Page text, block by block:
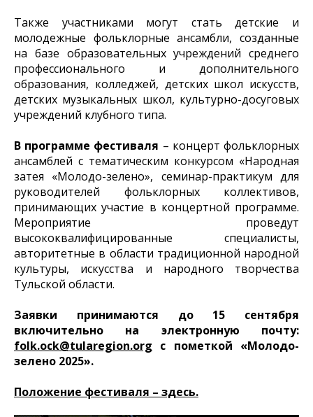
Также участниками могут стать детские и
молодежные фольклорные ансамбли, созданные
на базе образовательных учреждений среднего
профессионального и дополнительного
образования, колледжей, детских школ искусств,
детских музыкальных школ, культурно-досуговых
учреждений клубного типа.
В программе фестиваля – концерт фольклорных
ансамблей с тематическим конкурсом «Народная
затея «Молодо-зелено», семинар-практикум для
руководителей фольклорных коллективов,
принимающих участие в концертной программе.
Мероприятие проведут
высококвалифицированные специалисты,
авторитетные в области традиционной народной
культуры, искусства и народного творчества
Тульской области.
Заявки принимаются до 15 сентября
включительно на электронную почту:
folk.ock@tularegion.org с пометкой «Молодо-
зелено 2025».
Положение фестиваля – здесь.